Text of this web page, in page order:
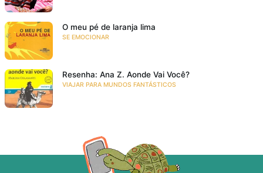
O meu pé de laranja lima
SE EMOCIONAR
Resenha: Ana Z. Aonde Vai Você?
VIAJAR PARA MUNDOS FANTÁSTICOS